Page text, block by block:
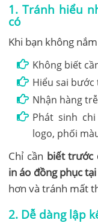
1. Tránh hiểu
có
Khi bạn không
Không biết
Hiểu sai
Nhận hàng
Phát sinh
logo, phối
Chỉ cần biết trước
in áo đồng phục
hơn và tránh mất
2. Dễ dàng lập